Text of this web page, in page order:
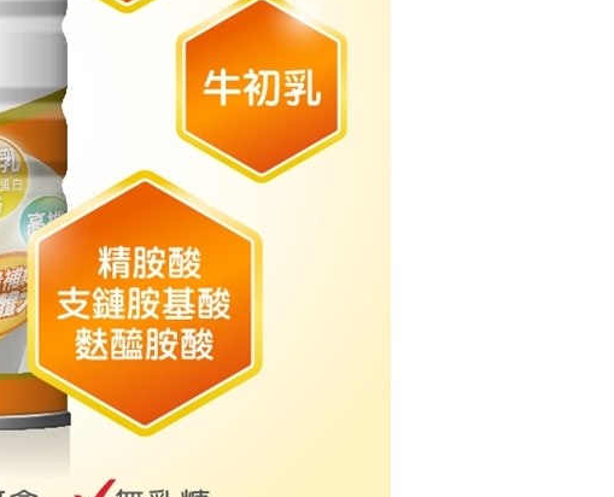
求債權轉讓予恩沛科技股份有限公司。
２．關於個人資料處理事宜，請瀏覽以下網址：
３．未成年的使用者請事先徵得法定代理人或監護人之同意方可使用
「AFTEE先享後付」，若未經同意申辦者引起之損失，本公司不負相關責
任。
４．使用「AFTEE先享後付」時，將依據個別帳號之用戶狀況，依本公司
即時審查核予不同之上限額度；若仍有額度不足之情形，本公司將視審查
結果請求用戶進行身份認證。
５．嚴禁一人註冊多個帳號或使用他人資訊註冊。若發現惡意使用之情
形，恩沛科技股份有限公司將有權停止該用戶之使用額度並採取法律行
動。